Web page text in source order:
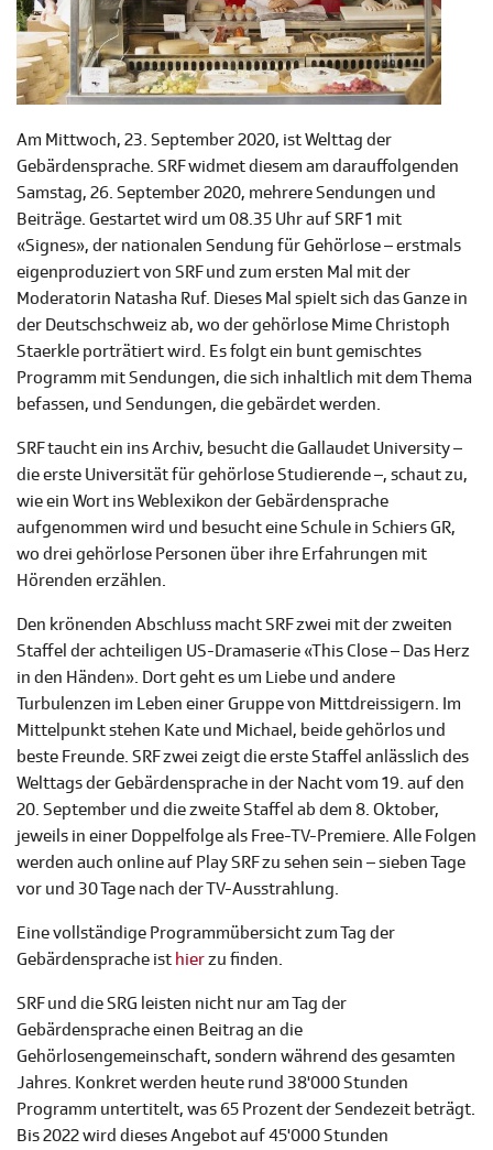
Am Mittwoch, 23. September 2020, ist Welttag der
Gebärdensprache. SRF widmet diesem am darauffolgenden
Samstag, 26. September 2020, mehrere Sendungen und
Beiträge. Gestartet wird um 08.35 Uhr auf SRF 1 mit
«Signes», der nationalen Sendung für Gehörlose – erstmals
eigenproduziert von SRF und zum ersten Mal mit der
Moderatorin Natasha Ruf. Dieses Mal spielt sich das Ganze in
der Deutschschweiz ab, wo der gehörlose Mime Christoph
Staerkle porträtiert wird. Es folgt ein bunt gemischtes
Programm mit Sendungen, die sich inhaltlich mit dem Thema
befassen, und Sendungen, die gebärdet werden.
SRF taucht ein ins Archiv, besucht die Gallaudet University –
die erste Universität für gehörlose Studierende –, schaut zu,
wie ein Wort ins Weblexikon der Gebärdensprache
aufgenommen wird und besucht eine Schule in Schiers GR,
wo drei gehörlose Personen über ihre Erfahrungen mit
Hörenden erzählen.
Den krönenden Abschluss macht SRF zwei mit der zweiten
Staffel der achteiligen US-Dramaserie «This Close – Das Herz
in den Händen». Dort geht es um Liebe und andere
Turbulenzen im Leben einer Gruppe von Mittdreissigern. Im
Mittelpunkt stehen Kate und Michael, beide gehörlos und
beste Freunde. SRF zwei zeigt die erste Staffel anlässlich des
Welttags der Gebärdensprache in der Nacht vom 19. auf den
20. September und die zweite Staffel ab dem 8. Oktober,
jeweils in einer Doppelfolge als Free-TV-Premiere. Alle Folgen
werden auch online auf Play SRF zu sehen sein – sieben Tage
vor und 30 Tage nach der TV-Ausstrahlung.
Eine vollständige Programmübersicht zum Tag der
Gebärdensprache ist hierzu finden.
SRF und die SRG leisten nicht nur am Tag der
Gebärdensprache einen Beitrag an die
Gehörlosengemeinschaft, sondern während des gesamten
Jahres. Konkret werden heute rund 38'000 Stunden
Programm untertitelt, was 65 Prozent der Sendezeit beträgt.
Bis 2022 wird dieses Angebot auf 45'000 Stunden